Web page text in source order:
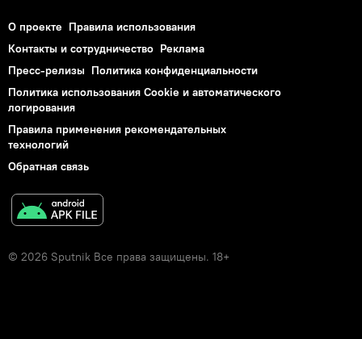
О проекте Правила использования
Контакты и сотрудничество Реклама
Пресс-релизы Политика конфиденциальности
Политика использования Cookie и автоматического
логирования
Правила применения рекомендательных
технологий
Обратная связь
© 2026 Sputnik Все права защищены. 18+